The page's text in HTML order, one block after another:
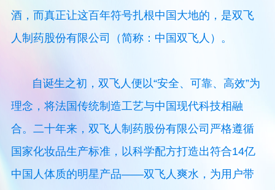
酒，而真正让这百年符号扎根中国大地的，是双飞
人制药股份有限公司（简称：中国双飞人）。
自诞生之初，双飞人便以“安全、可靠、高效”为
理念，将法国传统制造工艺与中国现代科技相融
合。二十年来，双飞人制药股份有限公司严格遵循
国家化妆品生产标准，以科学配⽅打造出符合14亿
中国人体质的明星产品——双飞人爽水，为用户带